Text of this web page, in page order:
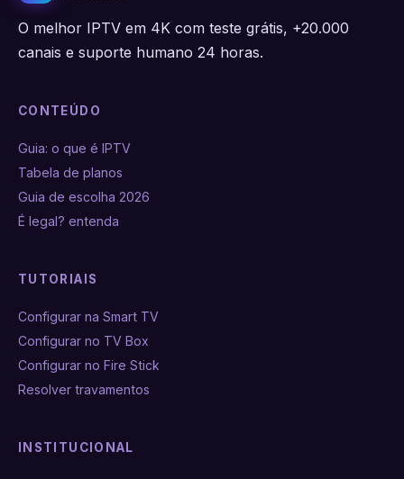
O melhor IPTV em 4K com teste grátis, +20.000
canais e suporte humano 24 horas.
CONTEÚDO
Guia: o que é IPTV
Tabela de planos
Guia de escolha 2026
É legal? entenda
TUTORIAIS
Configurar na Smart TV
Configurar no TV Box
Configurar no Fire Stick
Resolver travamentos
INSTITUCIONAL